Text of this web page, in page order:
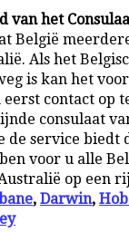
van het
België
Als het
is kan het
contact op
consulaat
de service biedt
voor u alle
op een
,Darwin,